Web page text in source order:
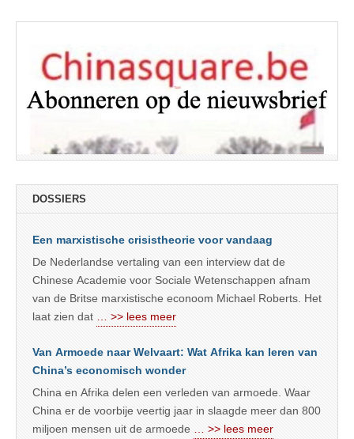
DOSSIERS
Een marxistische crisistheorie voor vandaag
De Nederlandse vertaling van een interview dat de
Chinese Academie voor Sociale Wetenschappen afnam
van de Britse marxistische econoom Michael Roberts. Het
laat zien dat … >> lees meer
Van Armoede naar Welvaart: Wat Afrika kan leren van
China’s economisch wonder
China en Afrika delen een verleden van armoede. Waar
China er de voorbije veertig jaar in slaagde meer dan 800
miljoen mensen uit de armoede … >> lees meer